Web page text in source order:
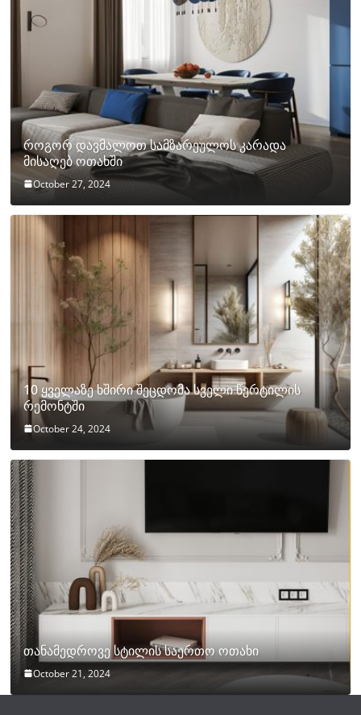
როგორ დავმალოთ სამზარეულოს კარადა
მისაღებ ოთახში
October 27, 2024
10 ყველაზე ხშირი შეცდომა სველი წერტილის
რემონტში
October 24, 2024
თანამედროვე სტილის საერთო ოთახი
October 21, 2024